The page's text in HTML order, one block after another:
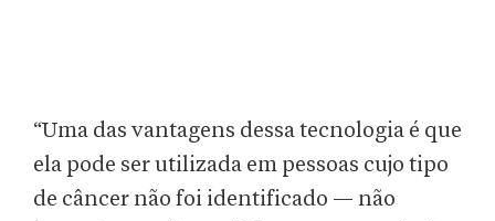
“Uma das vantagens dessa tecnologia é que
ela pode ser utilizada em pessoas cujo tipo
de câncer não foi identificado — não